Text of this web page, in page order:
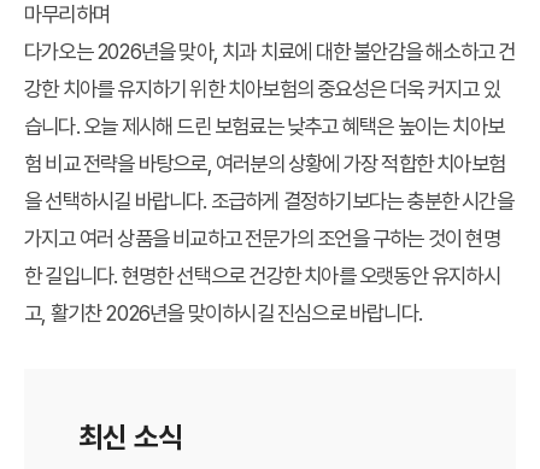
마무리하며
다가오는 2026년을 맞아, 치과 치료에 대한 불안감을 해소하고 건
강한 치아를 유지하기 위한 치아보험의 중요성은 더욱 커지고 있
습니다. 오늘 제시해 드린보험료는 낮추고 혜택은 높이는 치아보
험 비교 전략을 바탕으로, 여러분의 상황에 가장 적합한 치아보험
을 선택하시길 바랍니다. 조급하게 결정하기보다는 충분한 시간을
가지고 여러 상품을 비교하고 전문가의 조언을 구하는 것이 현명
한 길입니다. 현명한 선택으로 건강한 치아를 오랫동안 유지하시
고, 활기찬 2026년을 맞이하시길 진심으로 바랍니다.
최신 소식